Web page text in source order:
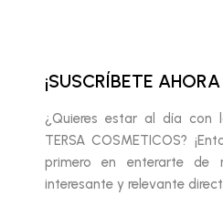
¡SUSCRÍBETE
¿Quieres estar al día con
TERSA COSMETICOS?
primero en enterarte de
interesante y relevante